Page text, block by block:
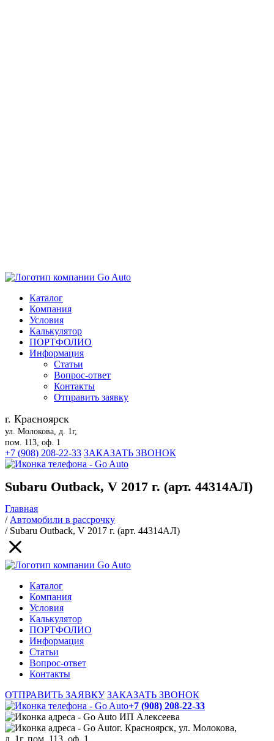
Каталог
Компания
Условия
Калькулятор
ПОРТФОЛИО
Информация
Статьи
Вопрос-ответ
Контакты
Отправить заявку
г. Красноярск
ул. Молокова, д. 1г,
пом. 113, оф. 1
+7 (908) 208-22-33 ЗАКАЗАТЬ ЗВОНОК
Subaru Outback, V 2017 г. (арт. 44314АЛ)
Главная
/Автомобили в рассрочку
/ Subaru Outback, V 2017 г. (арт. 44314АЛ)
Каталог
Компания
Условия
Калькулятор
ПОРТФОЛИО
Информация
Статьи
Вопрос-ответ
Контакты
ОТПРАВИТЬ ЗАЯВКУ ЗАКАЗАТЬ ЗВОНОК
+7 (908) 208-22-33
ИП Алексеева
г. Красноярск, ул. Молокова,